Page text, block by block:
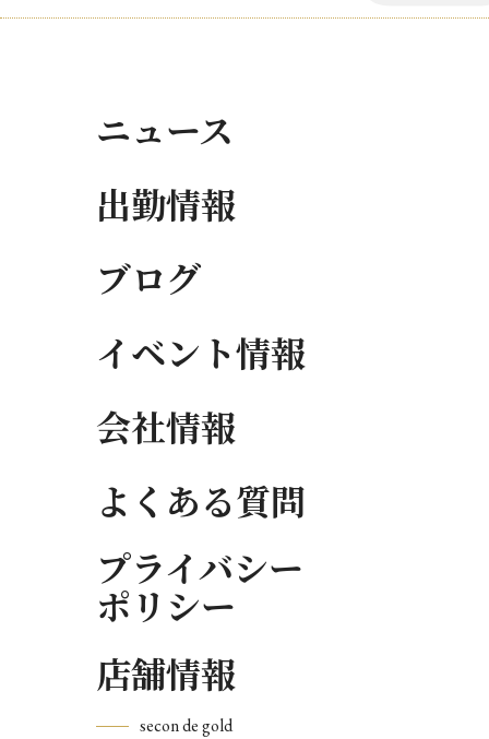
ニュース
出勤情報
ブログ
イベント情報
会社情報
よくある質問
プライバシー
ポリシー
店舗情報
secon de gold